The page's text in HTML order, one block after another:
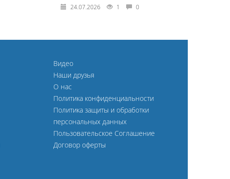
24.07.2026 1 0
Видео
Наши друзья
О нас
Политика конфиденциальности
Политика защиты и обработки
персональных данных
Пользовательское Соглашение
Договор оферты